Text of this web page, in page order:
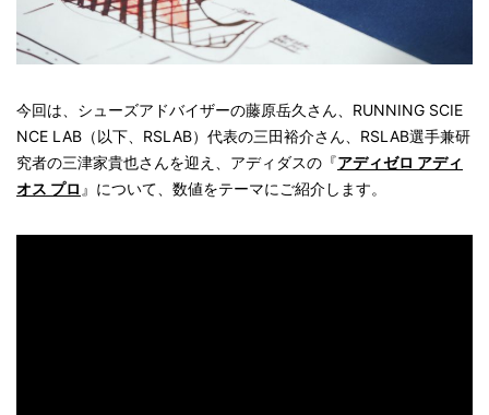
今回は、シューズアドバイザーの藤原岳久さん、RUNNING SCIE
NCE LAB（以下、RSLAB）代表の三田裕介さん、RSLAB選手兼研
究者の三津家貴也さんを迎え、アディダスの『アディゼロ アディ
オス プロ 』について、数値をテーマにご紹介します。